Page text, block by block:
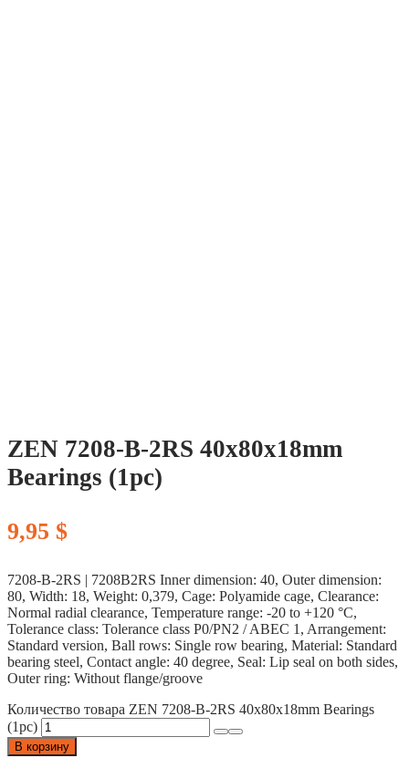
ZEN 7208-B-2RS 40x80x18mm
Bearings (1pc)
9,95 $
7208-B-2RS | 7208B2RS Inner dimension: 40, Outer dimension:
80, Width: 18, Weight: 0,379, Cage: Polyamide cage, Clearance:
Normal radial clearance, Temperature range: -20 to +120 °C,
Tolerance class: Tolerance class P0/PN2 / ABEC 1, Arrangement:
Standard version, Ball rows: Single row bearing, Material: Standard
bearing steel, Contact angle: 40 degree, Seal: Lip seal on both sides,
Outer ring: Without flange/groove
Количество товара ZEN 7208-B-2RS 40x80x18mm Bearings
(1pc)
В корзину